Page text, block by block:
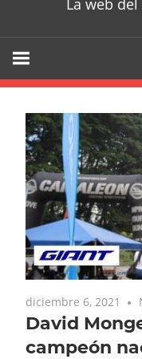
La web
diciembre 6, 2021
David
campeón